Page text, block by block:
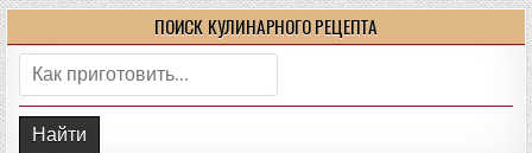
ПОИСК КУЛИНАРНОГО РЕЦЕПТА
Поиск: